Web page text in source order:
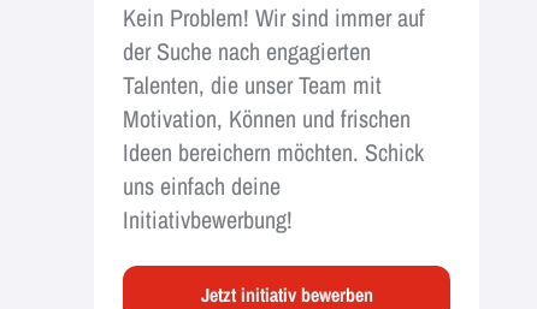
Kein Problem! Wir sind immer auf
der Suche nach engagierten
Talenten, die unser Team mit
Motivation, Können und frischen
Ideen bereichern möchten. Schick
uns einfach deine
Initiativbewerbung!
Jetzt initiativ bewerben